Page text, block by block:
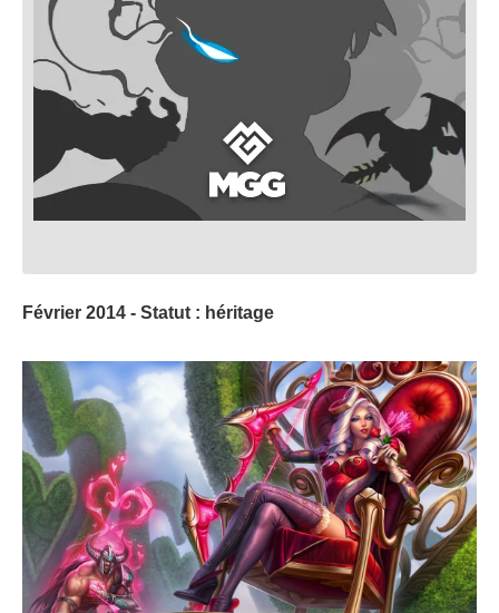
Février 2014 - Statut : héritage